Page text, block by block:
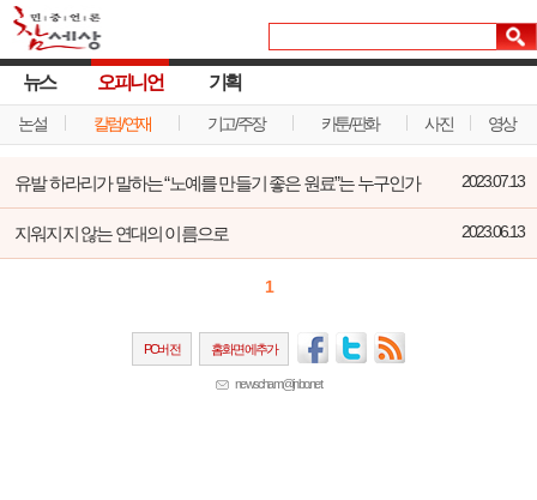
뉴스 오피니언
논설 칼럼/연재 기고/주장 카툰/판화 사진 영상
기획
유발 하라리가 말하는 “노예를 만들기 좋은 원료”는 누구인가 2023.07.13
지워지지 않는 연대의 이름으로 2023.06.13
1
PC버전 홈화면에추가
newscham@jinbo.net